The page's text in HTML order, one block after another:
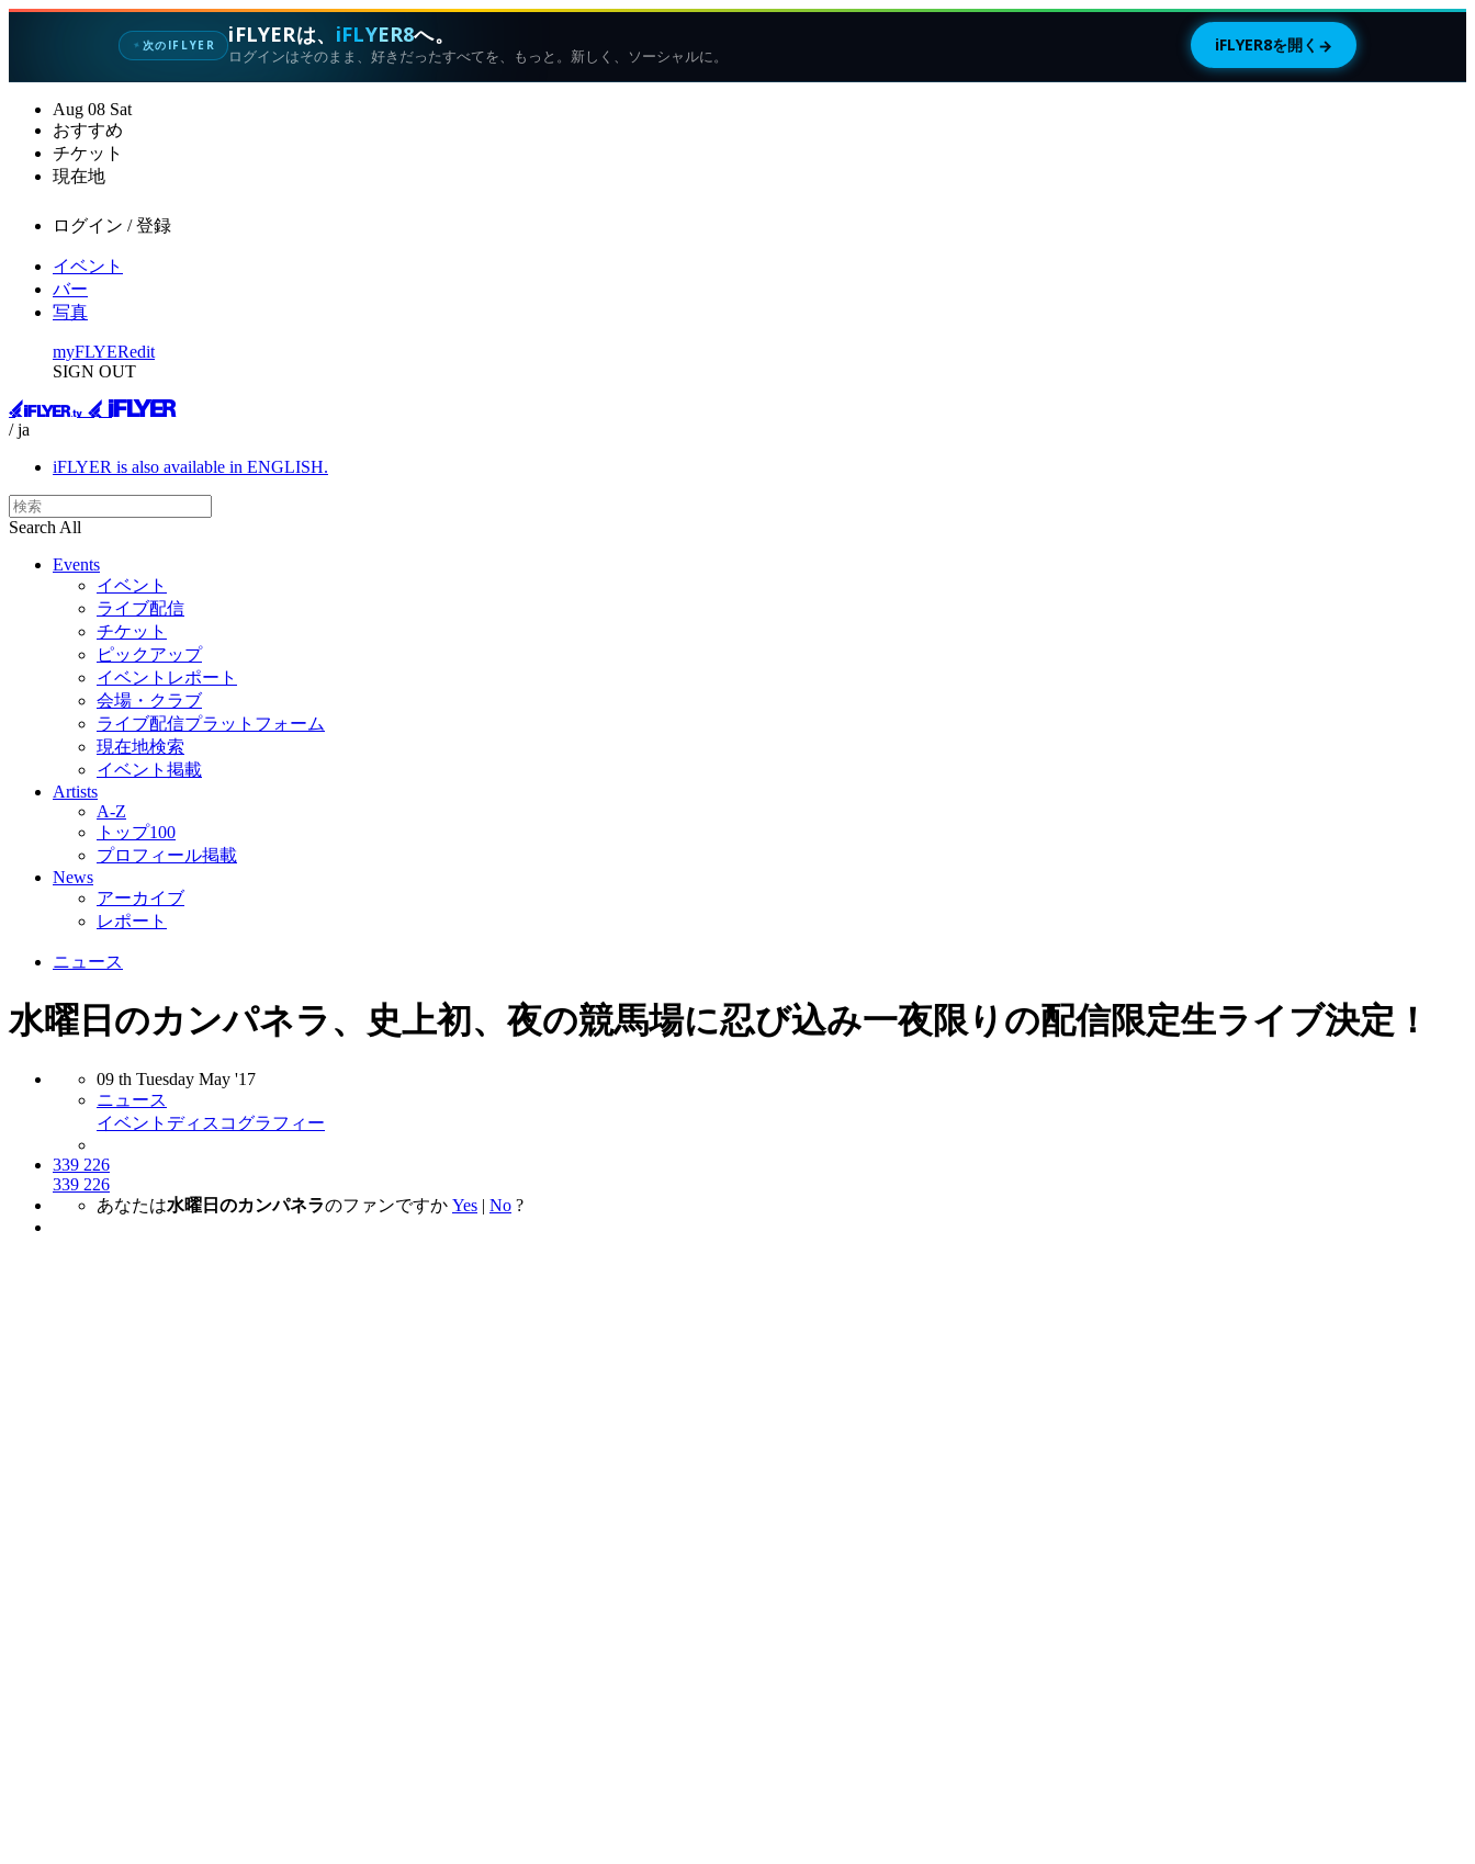
✦ 次のIFLYER iFLYERは、 iFLYER8へ。
ログインはそのまま、好きだったすべてを、もっと。新しく、ソーシャルに。
iFLYER8を開く →
Aug 08 Sat
おすすめ
チケット
現在地
ログイン / 登録
イベント
バー
写真
myFLYERedit
SIGN OUT
/ ja
iFLYER is also available in ENGLISH.
Search All
Events
イベント
ライブ配信
チケット
ピックアップ
イベントレポート
会場・クラブ
ライブ配信プラットフォーム
現在地検索
イベント掲載
Artists
A-Z
トップ100
プロフィール掲載
News
アーカイブ
レポート
ニュース
水曜日のカンパネラ、史上初、夜の競馬場に忍び込み一夜限りの配信限定生ライブ決定！
09 th Tuesday May '17
ニュース
イベント ディスコグラフィー
339 226
339 226
あなたは水曜日のカンパネラのファンですか Yes | No ?